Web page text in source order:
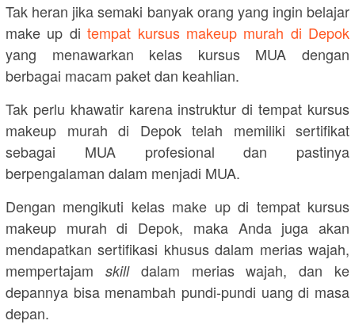
Tak heran jika semaki banyak orang yang ingin belajar
make up ditempat kursus makeup murah di Depok
yang menawarkan kelas kursus MUA dengan
berbagai macam paket dan keahlian.
Tak perlu khawatir karena instruktur di tempat kursus
makeup murah di Depok telah memiliki sertifikat
sebagai MUA profesional dan pastinya
berpengalaman dalam menjadi MUA.
Dengan mengikuti kelas make up di tempat kursus
makeup murah di Depok, maka Anda juga akan
mendapatkan sertifikasi khusus dalam merias wajah,
mempertajam skilldalam merias wajah, dan ke
depannya bisa menambah pundi-pundi uang di masa
depan.